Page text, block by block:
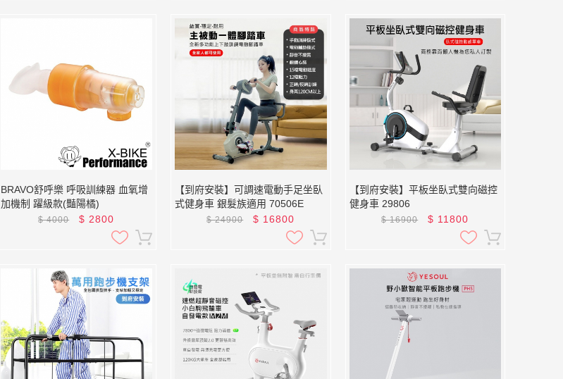
BRAVO舒呼樂 呼吸訓練器 血氧增
加機制 躍級款(豔陽橘)
$4000 $2800
【到府安裝】可調速電動手足坐臥
式健身車 銀髮族適用 70506E
$24900 $ 16800
【到府安裝】平板坐臥式雙向磁控
健身車 29806
$16900 $ 11800